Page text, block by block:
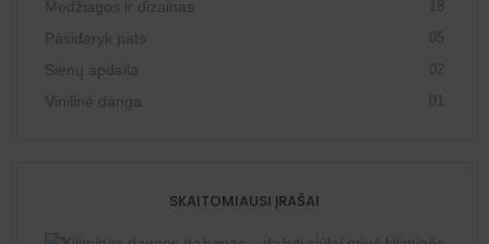
Medžiagos ir dizainas 18
Pasidaryk pats 05
Sienų apdaila 02
Vinilinė danga 01
SKAITOMIAUSI ĮRAŠAI